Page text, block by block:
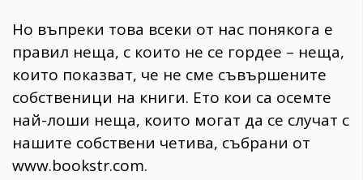
Но въпреки това всеки от нас понякога е
правил неща, с които не се гордее – неща,
които показват, че не сме съвършените
собственици на книги. Ето кои са осемте
най-лоши неща, които могат да се случат с
нашите собствени четива, събрани от
www.bookstr.com.